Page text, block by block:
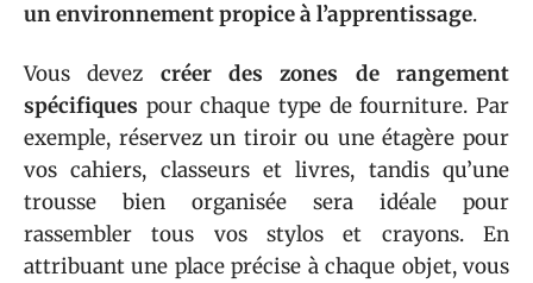
un environnement propice à l’apprentissage.
Vous devez créer des zones de rangement
spécifiques pour chaque type de fourniture. Par
exemple, réservez un tiroir ou une étagère pour
vos cahiers, classeurs et livres, tandis qu’une
trousse bien organisée sera idéale pour
rassembler tous vos stylos et crayons. En
attribuant une place précise à chaque objet, vous